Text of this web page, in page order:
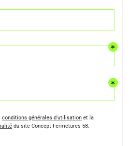
conditions générales d'utilisation et la
du site Concept Fermetures 58.